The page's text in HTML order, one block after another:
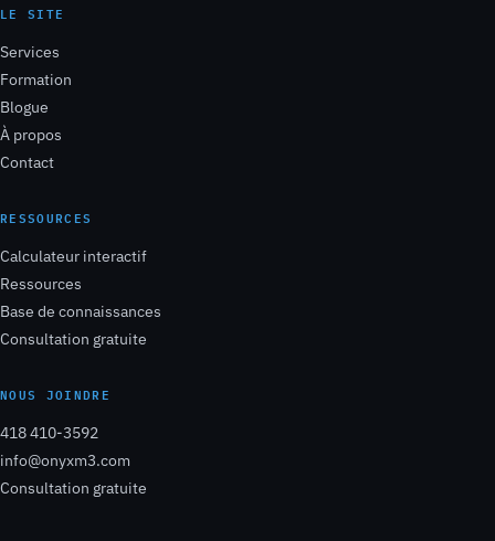
LE SITE
Services
Formation
Blogue
À propos
Contact
RESSOURCES
Calculateur interactif
Ressources
Base de connaissances
Consultation gratuite
NOUS JOINDRE
418 410-3592
info@onyxm3.com
Consultation gratuite